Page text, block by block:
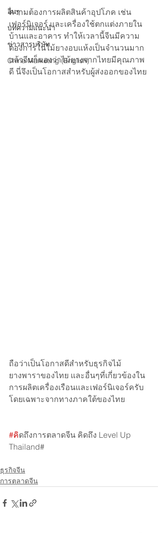
อื่นๆ
บทความแนะนำ
ข่าวสารบริษัท
China Marketing (English)
ความต้องการผลิตสินค้าอุปโภค เช่น
เฟอร์นิเจอร์ และเครื่องใช้ตกแต่งภายใน
บ้านและอาคาร ทำให้เวลานี้จีนมีความ
ต้องการในไม้ยางอบแห้งเป็นจำนวนมาก
แล้วจีนก็มองว่าไม้ยางจากไทยมีคุณภาพ
ดี นี่จึงเป็นโอกาสสำหรับผู้ส่งออกของไทย
ถือว่าเป็นโอกาสดีสำหรับธุรกิจไม้
ยางพาราของไทย และอื่นๆที่เกี่ยวข้องใน
การผลิตเครื่องเรือนและเฟอร์นิเจอร์ครับ
โดยเฉพาะจากทางภาคใต้ของไทย
#คิดถึงการตลาดจีน คิดถึง Level Up
Thailand#
ธุรกิจจีน
การตลาดจีน